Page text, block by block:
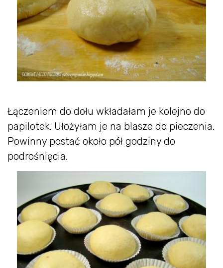
Łączeniem do dołu wkładałam je kolejno do
papilotek. Ułożyłam je na blasze do pieczenia.
Powinny postać około pół godziny do
podrośnięcia.